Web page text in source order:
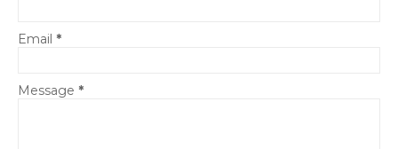
Email *
Message *